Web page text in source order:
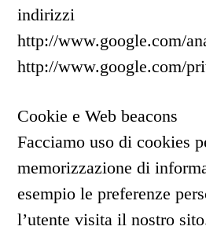
indirizzi
http://www.google.com/
http://www.google.com/
Cookie e Web beacons
Facciamo uso di cookies
memorizzazione di
esempio le preferenze
l’utente visita il nostro